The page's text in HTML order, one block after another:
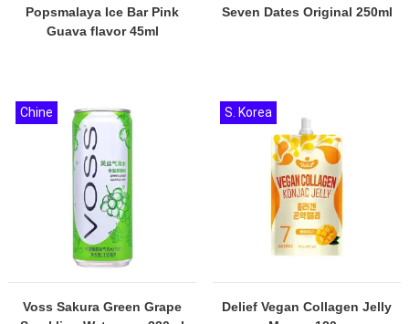
Popsmalaya Ice Bar Pink
Guava flavor 45ml
Seven Dates Original 250ml
Voss Sakura Green Grape
Chine
Delief Vegan Collagen Jelly
S. Korea